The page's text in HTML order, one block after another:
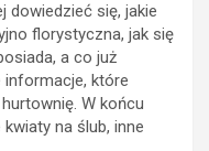
dowiedzieć się, jakie
florystyczna, jak się
a co już
informacje, które
W końcu
na ślub, inne